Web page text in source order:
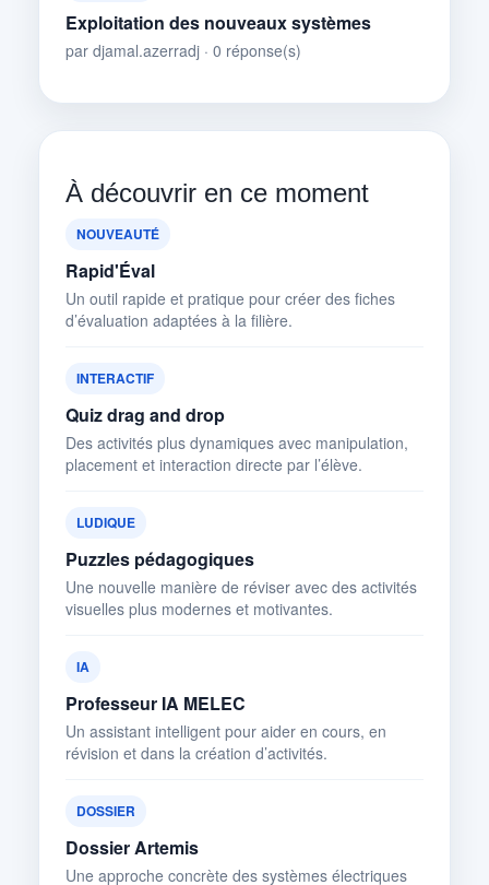
Exploitation des nouveaux systèmes
par djamal.azerradj · 0 réponse(s)
À découvrir en ce moment
NOUVEAUTÉ
Rapid'Éval
Un outil rapide et pratique pour créer des fiches
d’évaluation adaptées à la filière.
INTERACTIF
Quiz drag and drop
Des activités plus dynamiques avec manipulation,
placement et interaction directe par l’élève.
LUDIQUE
Puzzles pédagogiques
Une nouvelle manière de réviser avec des activités
visuelles plus modernes et motivantes.
IA
Professeur IA MELEC
Un assistant intelligent pour aider en cours, en
révision et dans la création d’activités.
DOSSIER
Dossier Artemis
Une approche concrète des systèmes électriques